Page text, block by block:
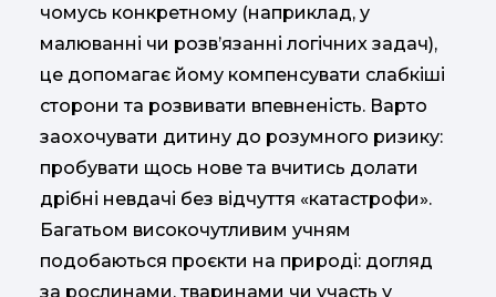
чомусь конкретному (наприклад, у
малюванні чи розв’язанні логічних задач),
це допомагає йому компенсувати слабкіші
сторони та розвивати впевненість. Варто
заохочувати дитину до розумного ризику:
пробувати щось нове та вчитись долати
дрібні невдачі без відчуття «катастрофи».
Багатьом високочутливим учням
подобаються проєкти на природі: догляд
за рослинами, тваринами чи участь у